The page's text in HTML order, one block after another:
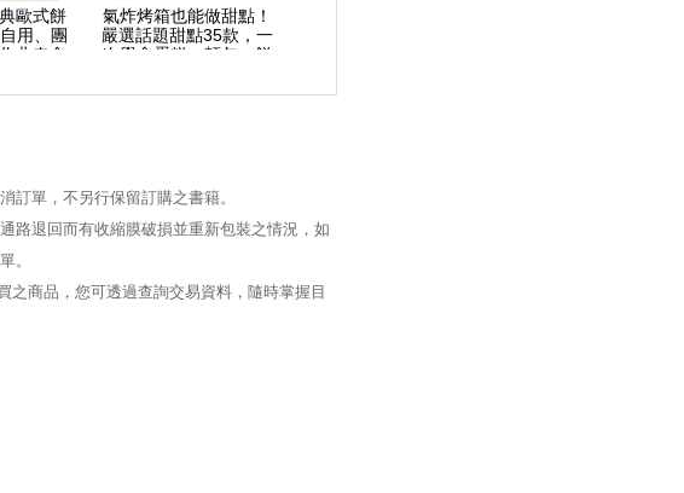
歐式餅
用、團
曲奇食
氣炸烤箱也能做甜點！
嚴選話題甜點35款，一
次學會蛋糕、麵包、餅
訂單，不另行保留訂購之書籍。
路退回而有收縮膜破損並重新包裝之情況，如
。
商品，您可透過查詢交易資料，隨時掌握目